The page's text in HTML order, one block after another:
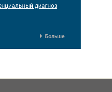
диагноз
Больше